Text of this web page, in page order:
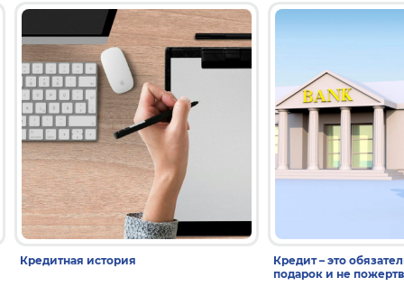
Кредитная история
Кредит – это
подарок и не